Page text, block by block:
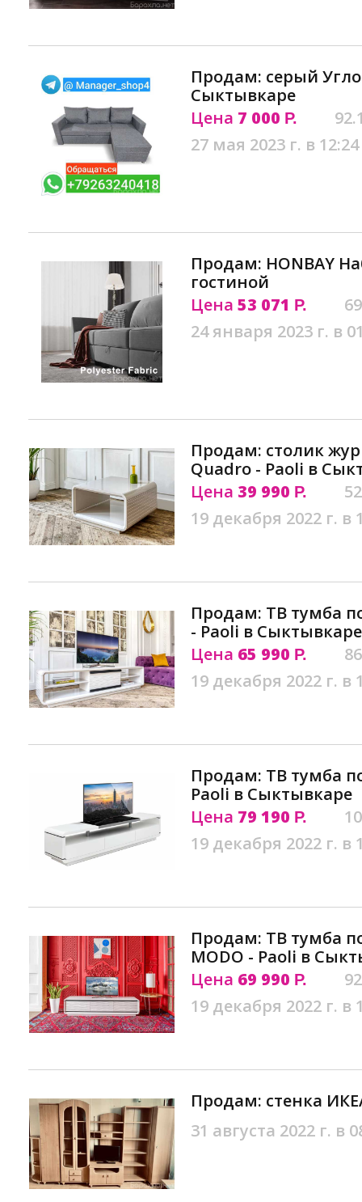
Продам: серый
Сыктывкаре
Цена 7 000 Р.
27 мая 2023 г. в 12:24
Продам: HONBAY
гостиной
Цена 53 071 Р.
24 января 2023 г. в
Продам: столик
Quadro - Paoli в
Цена 39 990 Р.
19 декабря 2022 г. в
Продам: ТВ тумба
- Paoli в Сыктывкаре
Цена 65 990 Р.
19 декабря 2022 г. в
Продам: ТВ тумба
Paoli в Сыктывкаре
Цена 79 190 Р.
19 декабря 2022 г. в
Продам: ТВ тумба
MODO - Paoli в
Цена 69 990 Р.
19 декабря 2022 г. в
Продам: стенка
31 августа 2022 г. в